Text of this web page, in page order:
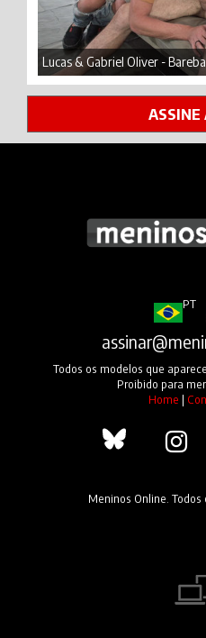
Lucas & Gabriel Oliver -
ASSINE
PT
Todos os modelos que
Proibido para
Home |
Meninos Online. Todos